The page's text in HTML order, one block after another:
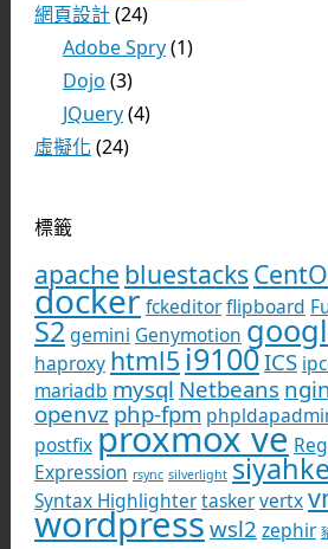
網頁設計(24)
Adobe Spry(1)
Dojo (3)
JQuery(4)
虛擬化(24)
標籤
apache bluestacks
dockerfckeditorflipboard
S2gemini Genymotion
haproxy html5 i9100ICS
mariadb mysql Netbeans
openvz php-fpm
postfixproxmox ve
Expression rsync silverlight
Syntax Highlightertaskervertx
wordpresswsl2 zephir